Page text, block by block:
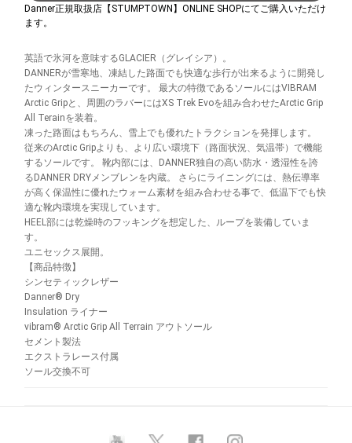
Danner正規取扱店【STUMPTOWN】ONLINE SHOPにてご購入いただけ
ます。
英語で氷河を意味するGLACIER（グレイシア）。
DANNERが雪寒地、凍結した路面でも快適な歩行が出来るように開発し
たウィンタースニーカーです。 最大の特徴であるソールにはVIBRAM
Arctic Gripと、周囲のラバーにはXS Trek Evoを組み合わせたArctic Grip
All Terainを装着。
凍った路面はもちろん、雪上でも優れたトラクションを発揮します。
従来のArctic Gripよりも、より広い環境下（路面状況、気温帯）で機能
するソールです。 靴内部には、DANNER独自の高い防水・透湿性を誇
るDANNER DRYメンブレンを内蔵。 さらにライニングには、熱伝導率
が高く保温性に優れたウォーム素材を組み合わせる事で、低温下でも快
適な靴内環境を実現しています。
HEEL部には乾燥時のフッキングを想定した、ループを装備していま
す。
ユニセックス展開。
【商品特徴】
シンセティックレザー
Danner® Dry
Insulation ライナー
vibram® Arctic Grip All Terrain アウトソール
セメント製法
エクストラレース付属
ソール交換不可